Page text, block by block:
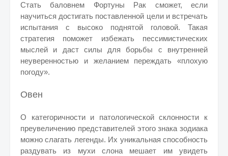
Стать баловнем Фортуны Рак сможет, если
научиться достигать поставленной цели и встречать
испытания с высоко поднятой головой. Такая
стратегия поможет избежать пессимистических
мыслей и даст силы для борьбы с внутренней
неуверенностью и желанием переждать «плохую
погоду».
Овен
О категоричности и патологической склонности к
преувеличению представителей этого знака зодиака
можно слагать легенды. Их уникальная способность
раздувать из мухи слона мешает им увидеть